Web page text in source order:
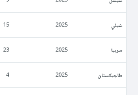
شيلي 2025
15
صربيا 2025
23
طاجيكستان 2025
4